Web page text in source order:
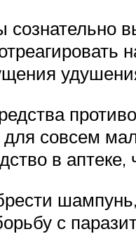
совсем
в
с